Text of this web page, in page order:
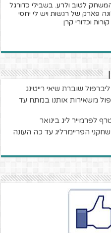
לטוב ולרע. בשבילי כדורגל
פארק של רגשות ויש לי יחסי
וכדורי קרן
שוברת שיאי רייטינג
משאירות אותנו במתח עד